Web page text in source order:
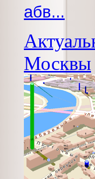
абв...
Москвы